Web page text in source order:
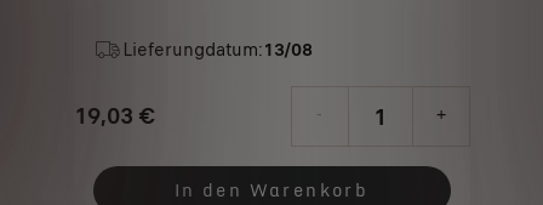
Lieferungdatum:13/08
19,03 €
Price
- +
Quantity
updated
In den Warenkorb